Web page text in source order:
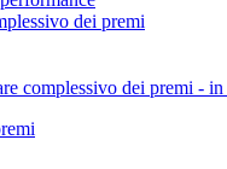
dei premi
complessivo dei premi -